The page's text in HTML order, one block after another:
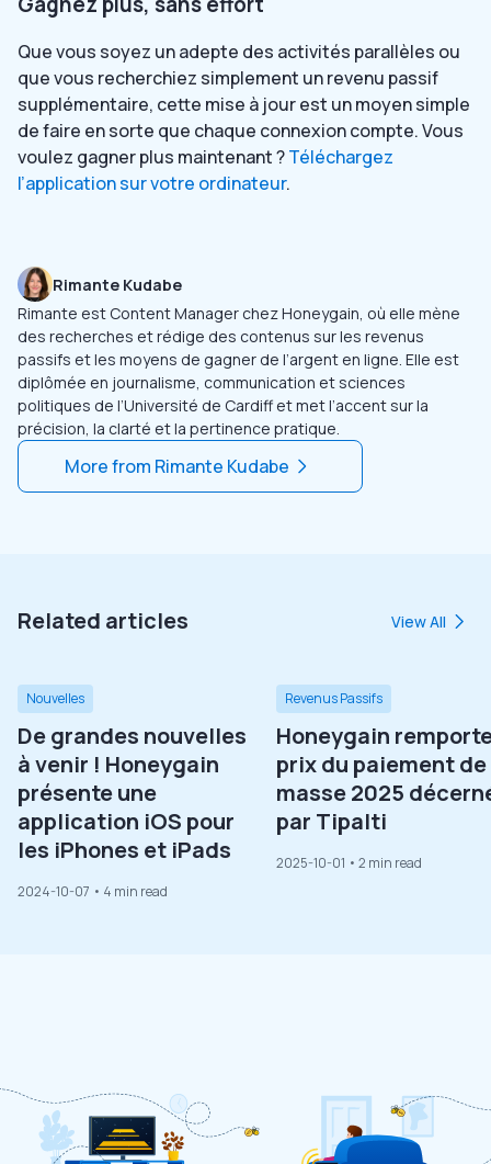
Que vous soyez un adepte des activités parallèles ou
que vous recherchiez simplement un revenu passif
supplémentaire, cette mise à jour est un moyen simple
de faire en sorte que chaque connexion compte. Vous
voulez gagner plus maintenant ?Téléchargez
l’application sur votre ordinateur.
Rimante Kudabe
Rimante est Content Manager chez Honeygain, où elle mène
des recherches et rédige des contenus sur les revenus
passifs et les moyens de gagner de l’argent en ligne. Elle est
diplômée en journalisme, communication et sciences
politiques de l’Université de Cardiff et met l’accent sur la
précision, la clarté et la pertinence pratique.
More from Rimante Kudabe
Related articles View All
Nouvelles
De grandes nouvelles
à venir ! Honeygain
présente une
application iOS pour
les iPhones et iPads
2024-10-07 • 4 min read
Revenus Passifs
Honeygain
prix du paiement de
masse 2025
par Tipalti
2025-10-01 • 2 min read